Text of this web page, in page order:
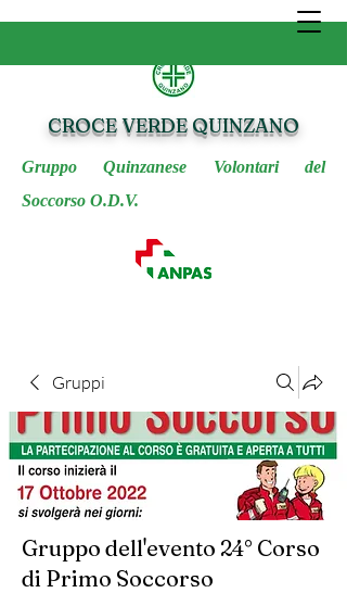
CROCE VERDE QUINZANO
Gruppo Quinzanese Volontari del
Soccorso O.D.V.
Gruppi
Gruppo dell'evento 24° Corso
di Primo Soccorso